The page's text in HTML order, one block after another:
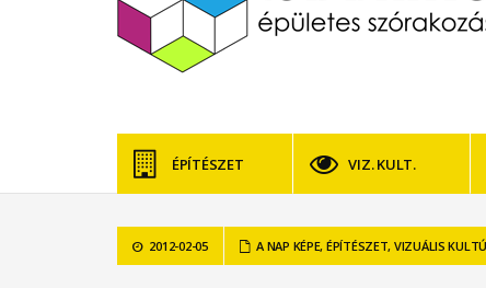
ÉPÍTÉSZET VIZ. KULT.
2012-02-05 A NAP KÉPE, ÉPÍTÉSZET, VIZUÁLIS